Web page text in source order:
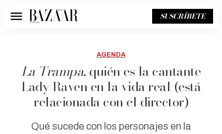
Menú SUSCRÍBETE
AGENDA
La Trampa, quién es la cantante
Lady Raven en la vida real (está
relacionada con el director)
Qué sucede con los personajes en la